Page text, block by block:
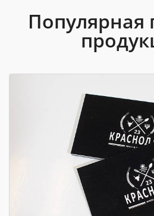
Популярная